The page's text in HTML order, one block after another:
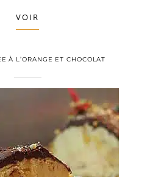
VOIR
À L’ORANGE ET CHOCOLAT